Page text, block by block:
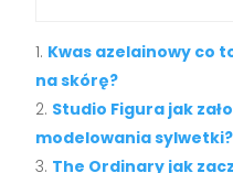
Kwas azelainowy co
na skórę?
Studio Figura jak
modelowania sylwetki?
The Ordinary jak